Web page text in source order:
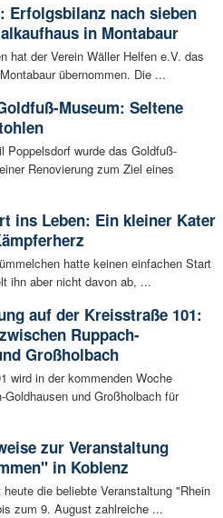
Erfolgsbilanz nach sieben
in Montabaur
hat der Verein Wäller Helfen e.V. das
übernommen. Die ...
Museum: Seltene
Poppelsdorf wurde das Goldfuß-
Renovierung zum Ziel eines
ins Leben: Ein kleiner Kater
hatte keinen einfachen Start
ihn aber nicht davon ab, ...
auf der Kreisstraße 101:
Ruppach-
Großholbach
wird in der kommenden Woche
Goldhausen und Großholbach für
zur Veranstaltung
in Koblenz
die beliebte Veranstaltung "Rhein
zum 9. August zahlreiche ...